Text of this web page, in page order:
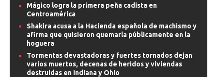
Mágico logra la primera peña cadista en
Centroamérica
Shakira acusa a la Hacienda española de machismo y
afirma que quisieron quemarla públicamente en la
hoguera
Tormentas devastadoras y fuertes tornados dejan
varios muertos, decenas de heridos y viviendas
destruidas en Indiana y Ohio